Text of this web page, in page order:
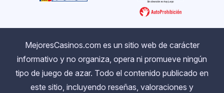
MejoresCasinos.com es un sitio web de carácter
informativo y no organiza, opera ni promueve ningún
tipo de juego de azar. Todo el contenido publicado en
este sitio, incluyendo reseñas, valoraciones y